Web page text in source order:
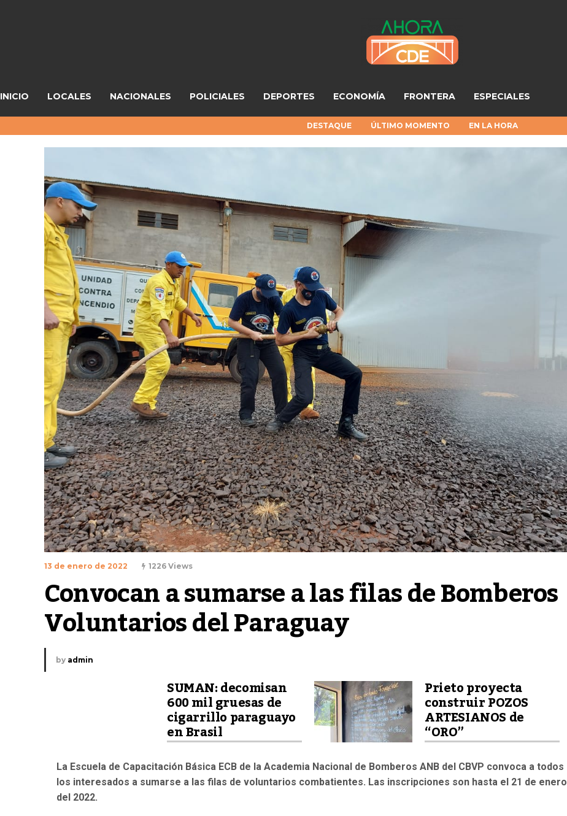
INICIO LOCALES NACIONALES POLICIALES DEPORTES ECONOMÍA FRONTERA ESPECIALES
DESTAQUE ÚLTIMO MOMENTO EN LA HORA
13 de enero de 2022 1226 Views
Convocan a sumarse a las filas de Bomberos
Voluntarios del Paraguay
by admin
SUMAN: decomisan
600 mil gruesas de
cigarrillo paraguayo
en Brasil
Prieto proyecta
construir POZOS
ARTESIANOS de
“ORO”
La Escuela de Capacitación Básica ECB de la Academia Nacional de Bomberos ANB del CBVP convoca a todos
los interesados a sumarse a las filas de voluntarios combatientes. Las inscripciones son hasta el 21 de enero
del 2022.